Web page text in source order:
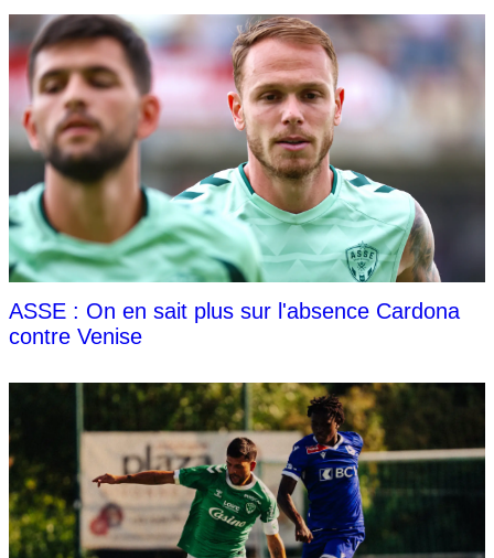
ASSE : On en sait plus sur l'absence Cardona
contre Venise